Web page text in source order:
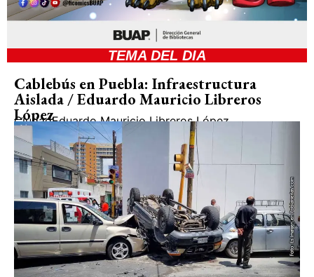
TEMA DEL DIA
Cablebús en Puebla: Infraestructura
Aislada / Eduardo Mauricio Libreros
López
CiudadEduardo Mauricio Libreros López